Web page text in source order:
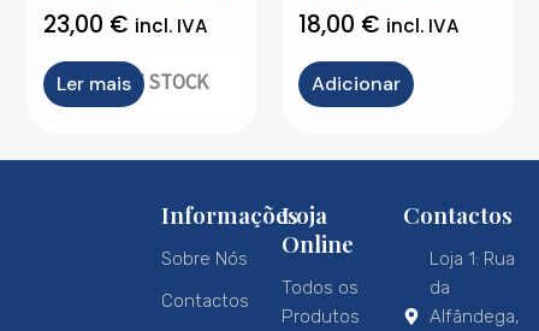
OUT OF STOCK
23,00 € incl. IVA
Ler mais
18,00 € incl. IVA
Adicionar
Informações
Sobre Nós
Contactos
Loja
Online
Todos os
Produtos
Contactos
Loja 1: Rua
da
Alfândega,